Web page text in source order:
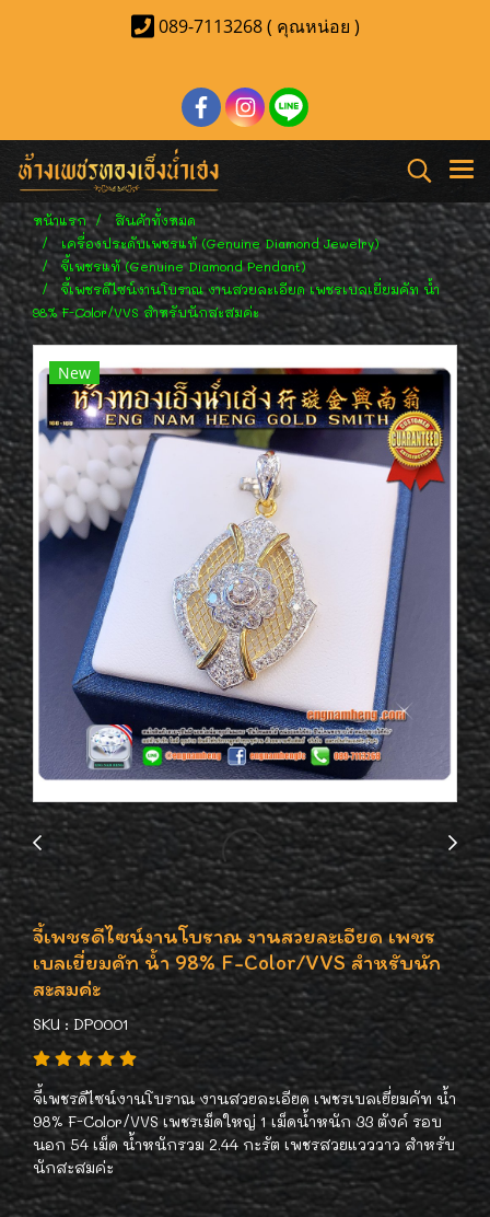
089-7113268 ( คุณหน่อย )
หน้าแรก
สินค้าทั้งหมด
เครื่องประดับเพชรแท้ (Genuine Diamond Jewelry)
จี้เพชรแท้ (Genuine Diamond Pendant)
จี้เพชรดีไซน์งานโบราณ งานสวยละเอียด เพชรเบลเยี่ยมคัท น้ำ
98% F-Color/VVS สำหรับนักสะสมค่ะ
New
จี้เพชรดีไซน์งานโบราณ งานสวยละเอียด เพชร
เบลเยี่ยมคัท น้ำ 98% F-Color/VVS สำหรับนัก
สะสมค่ะ
SKU : DP0001
จี้เพชรดีไซน์งานโบราณ งานสวยละเอียด เพชรเบลเยี่ยมคัท น้ำ
98% F-Color/VVS เพชรเม็ดใหญ่ 1 เม็ดน้ำหนัก 33 ตังค์ รอบ
นอก 54 เม็ด น้ำหนักรวม 2.44 กะรัต เพชรสวยแวววาว สำหรับ
นักสะสมค่ะ